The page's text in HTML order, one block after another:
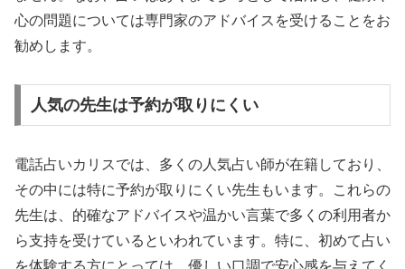
心の問題については専門家のアドバイスを受けることをお
勧めします。
人気の先生は予約が取りにくい
電話占いカリスでは、多くの人気占い師が在籍しており、
その中には特に予約が取りにくい先生もいます。これらの
先生は、的確なアドバイスや温かい言葉で多くの利用者か
ら支持を受けているといわれています。特に、初めて占い
を体験する方にとっては、優しい口調で安心感を与えてく